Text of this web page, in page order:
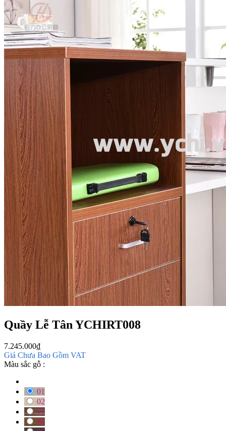
Quầy Lễ Tân YCHIRT008
7.245.000₫
Giá Chưa Bao Gồm VAT
Màu sắc gỗ :
01
02
03
04